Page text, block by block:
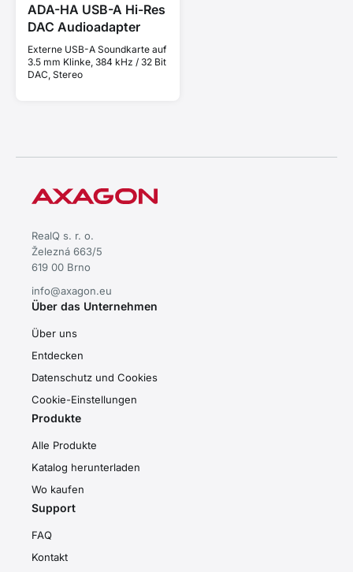
ADA-HA USB-A Hi-Res
DAC Audioadapter
Externe USB-A Soundkarte auf
3.5 mm Klinke, 384 kHz / 32 Bit
DAC, Stereo
RealQ s. r. o.
Železná 663/5
619 00 Brno
info@axagon.eu
Über das Unternehmen
Über uns
Entdecken
Datenschutz und Cookies
Cookie-Einstellungen
Produkte
Alle Produkte
Katalog herunterladen
Wo kaufen
Support
FAQ
Kontakt